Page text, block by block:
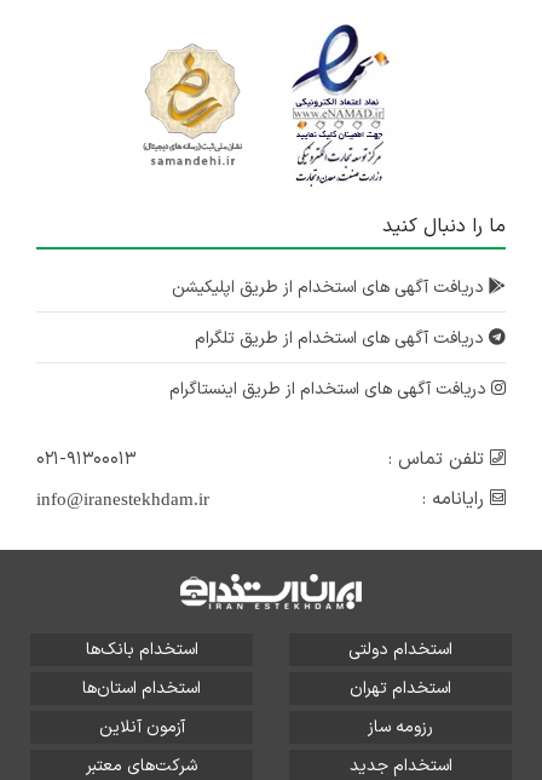
ما را دنبال کنید
دریافت آگهی های استخدام از طریق اپلیکیشن
دریافت آگهی های استخدام از طریق تلگرام
دریافت آگهی های استخدام از طریق اینستاگرام
تلفن تماس :
۰۲۱-۹۱۳۰۰۰۱۳
رایانامه :
info@iranestekhdam.ir
استخدام دولتی
استخدام بانک‌ها
استخدام تهران
استخدام استان‌ها
رزومه ساز
آزمون آنلاین
استخدام جدید
شرکت‌های معتبر